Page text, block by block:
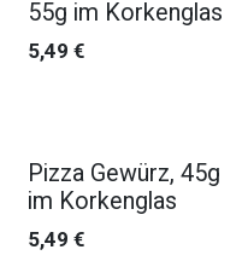
55g im Korkenglas
5,49 €
Pizza Gewürz, 45g
im Korkenglas
5,49 €